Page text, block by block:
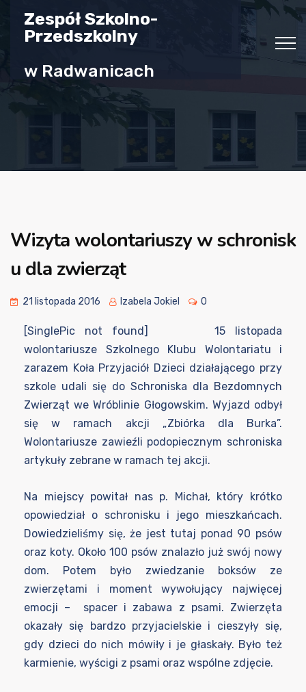
Zespół Szkolno-
Przedszkolny
w Radwanicach
Wizyta wolontariuszy w schronisk
u dla zwierząt
21 listopada 2016 Izabela Jokiel 0
[SinglePic not found] 15 listopada
wolontariusze Szkolnego Klubu Wolontariatu i
zarazem Koła Przyjaciół Dzieci działającego przy
szkole udali się do Schroniska dla Bezdomnych
Zwierząt we Wróblinie Głogowskim. Wyjazd odbył
się w ramach akcji „Zbiórka dla Burka”.
Wolontariusze zawieźli podopiecznym schroniska
artykuły zebrane w ramach tej akcji.
Na miejscy powitał nas p. Michał, który krótko
opowiedział o schronisku i jego mieszkańcach.
Dowiedzieliśmy się, że jest tutaj ponad 90 psów
oraz koty. Około 100 psów znalazło już swój nowy
dom. Potem było zwiedzanie boksów ze
zwierzętami i moment wywołujący najwięcej
emocji – spacer i zabawa z psami. Zwierzęta
okazały się bardzo przyjacielskie i cieszyły się,
gdy dzieci do nich mówiły i je głaskały. Było też
karmienie, wyścigi z psami oraz wspólne zdjęcie.